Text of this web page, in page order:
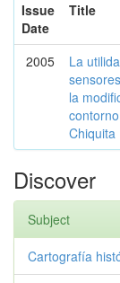
Issue
Date
Title
2005
La
la
Chiquita
Discover
Subject
Cartografía